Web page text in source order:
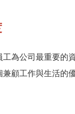
工為公司最重要的
兼顧工作與生活的